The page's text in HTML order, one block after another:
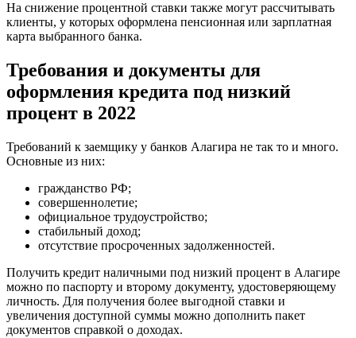
На снижение процентной ставки также могут рассчитывать
клиенты, у которых оформлена пенсионная или зарплатная
карта выбранного банка.
Требования и документы для
оформления кредита под низкий
процент в 2022
Требований к заемщику у банков Алагира не так то и много.
Основные из них:
гражданство РФ;
совершеннолетие;
официальное трудоустройство;
стабильный доход;
отсутствие просроченных задолженностей.
Получить кредит наличными под низкий процент в Алагире
можно по паспорту и второму документу, удостоверяющему
личность. Для получения более выгодной ставки и
увеличения доступной суммы можно дополнить пакет
документов справкой о доходах.